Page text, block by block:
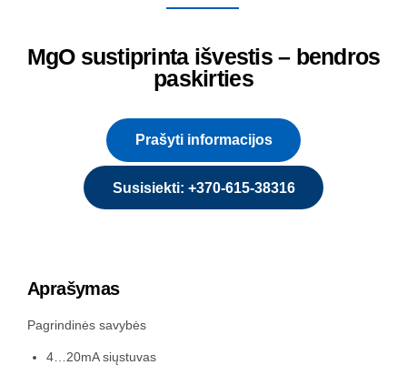
MgO sustiprinta išvestis – bendros
paskirties
Prašyti informacijos
Susisiekti: +370-615-38316
Aprašymas
Pagrindinės savybės
4…20mA siųstuvas